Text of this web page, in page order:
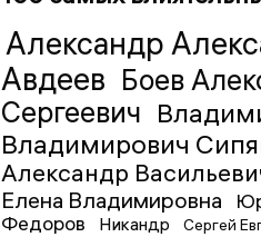
Александр
Авдеев Боев
Сергеевич
Владимирович
Александр
Елена Владимировна
Федоров
Никандр Сергей